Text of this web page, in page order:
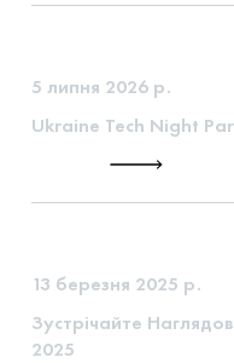
5 липня 2026 р.
Ukraine Tech Night
13 березня 2025 р.
Зустрічайте
2025